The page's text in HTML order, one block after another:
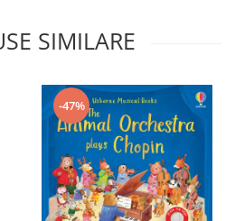
SIMILARE
-47%